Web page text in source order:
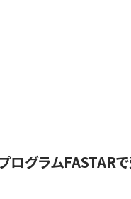
ログラムFASTAR